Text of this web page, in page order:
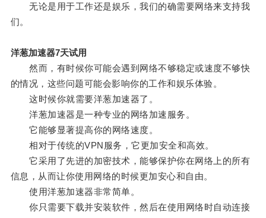
无论是用于工作还是娱乐，我们的确需要网络来支持我
们。
洋葱加速器7天试用
然而，有时候你可能会遇到网络不够稳定或速度不够快
的情况，这些问题可能会影响你的工作和娱乐体验。
这时候你就需要洋葱加速器了。
洋葱加速器是一种专业的网络加速服务。
它能够显著提高你的网络速度。
相对于传统的VPN服务，它更加安全和高效。
它采用了先进的加密技术，能够保护你在网络上的所有
信息，从而让你使用网络的时候更加安心和自由。
使用洋葱加速器非常简单。
你只需要下载并安装软件，然后在使用网络时自动连接